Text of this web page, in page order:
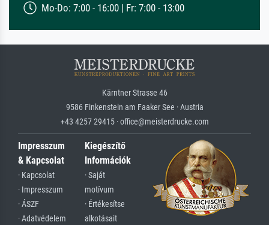
Mo-Do: 7:00 - 16:00 | Fr: 7:00 - 13:00
Kärntner Strasse 46
9586 Finkenstein am Faaker See · Austria
+43 4257 29415 · office@meisterdrucke.com
Impresszum
& Kapcsolat
· Kapcsolat
· Impresszum
· ÁSZF
· Adatvédelem
Kiegészítő
Információk
· Saját
motívum
· Értékesítse
alkotásait